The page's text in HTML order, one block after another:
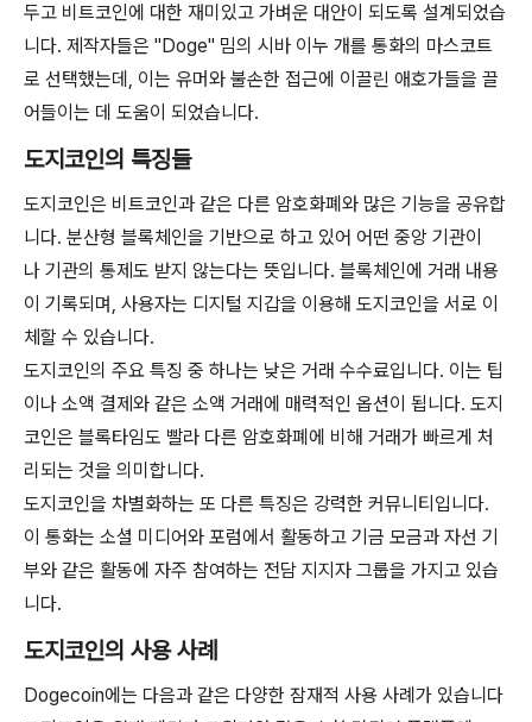
두고 비트코인에 대한 재미있고 가벼운 대안이 되도록 설계되었습
니다. 제작자들은 "Doge" 밈의 시바 이누 개를 통화의 마스코트
로 선택했는데, 이는 유머와 불손한 접근에 이끌린 애호가들을 끌
어들이는 데 도움이 되었습니다.
도지코인의 특징들
도지코인은 비트코인과 같은 다른 암호화폐와 많은 기능을 공유합
니다. 분산형 블록체인을 기반으로 하고 있어 어떤 중앙 기관이
나 기관의 통제도 받지 않는다는 뜻입니다. 블록체인에 거래 내용
이 기록되며, 사용자는 디지털 지갑을 이용해 도지코인을 서로 이
체할 수 있습니다.
도지코인의 주요 특징 중 하나는 낮은 거래 수수료입니다. 이는 팁
이나 소액 결제와 같은 소액 거래에 매력적인 옵션이 됩니다. 도지
코인은 블록타임도 빨라 다른 암호화폐에 비해 거래가 빠르게 처
리되는 것을 의미합니다.
도지코인을 차별화하는 또 다른 특징은 강력한 커뮤니티입니다.
이 통화는 소셜 미디어와 포럼에서 활동하고 기금 모금과 자선 기
부와 같은 활동에 자주 참여하는 전담 지지자 그룹을 가지고 있습
니다.
도지코인의 사용 사례
Dogecoin에는 다음과 같은 다양한 잠재적 사용 사례가 있습니다